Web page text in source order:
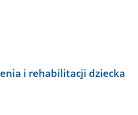
i rehabilitacji dziecka